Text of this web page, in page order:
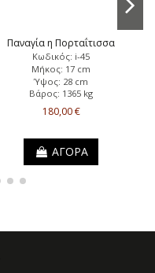
Παναγία η Πορταΐτισσα
Κωδικός: i-45
Μήκος: 17 cm
Ύψος: 28 cm
Βάρος: 1365 kg
180,00 €
ΑΓΟΡΑ